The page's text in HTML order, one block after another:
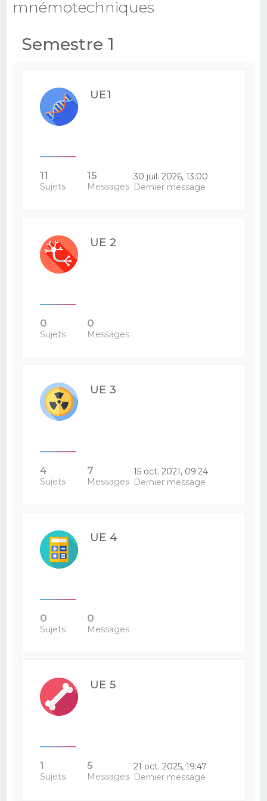
mnémotechniques
Semestre 1
UE1
11
Sujets
15
Messages
30 juil. 2026, 13:00
Dernier message
UE 2
0
Sujets
0
Messages
UE 3
4
Sujets
7
Messages
15 oct. 2021, 09:24
Dernier message
UE 4
0
Sujets
0
Messages
UE 5
1
Sujets
5
Messages
21 oct. 2025, 19:47
Dernier message